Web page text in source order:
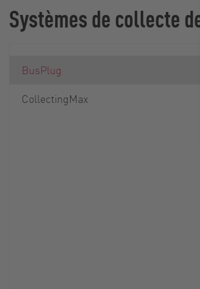
Systèmes de collecte
BusPlug
CollectingMax